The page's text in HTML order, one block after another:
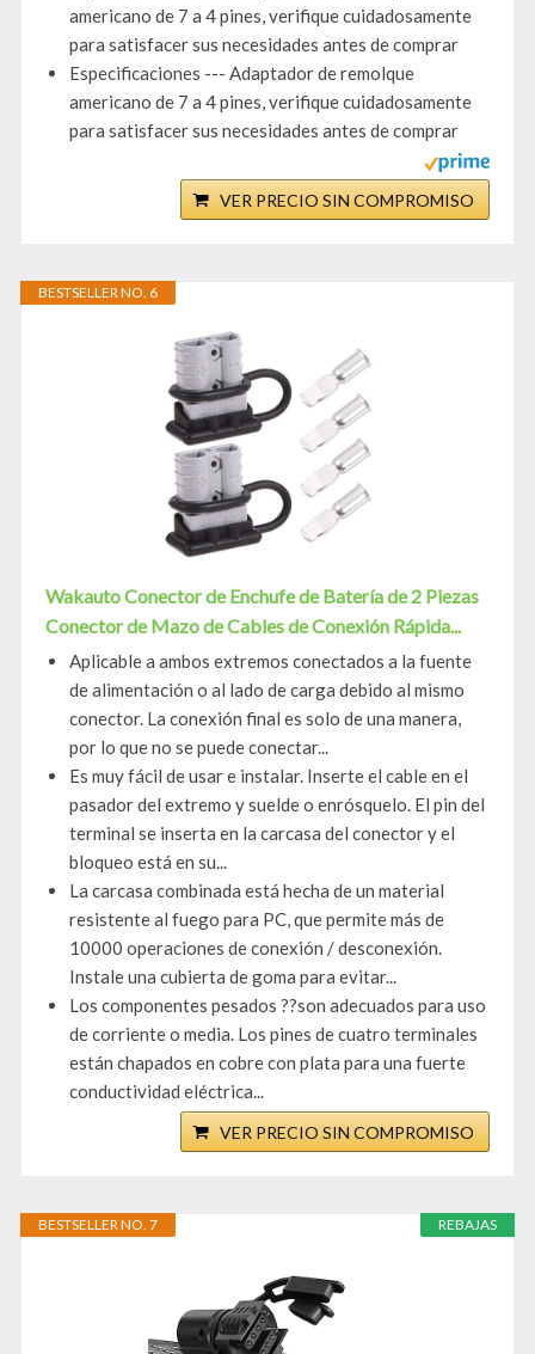
americano de 7 a 4 pines, verifique cuidadosamente
para satisfacer sus necesidades antes de comprar
Especificaciones --- Adaptador de remolque
americano de 7 a 4 pines, verifique cuidadosamente
para satisfacer sus necesidades antes de comprar
VER PRECIO SIN COMPROMISO
BESTSELLER NO. 6
Wakauto Conector de Enchufe de Batería de 2 Piezas
Conector de Mazo de Cables de Conexión Rápida...
Aplicable a ambos extremos conectados a la fuente
de alimentación o al lado de carga debido al mismo
conector. La conexión final es solo de una manera,
por lo que no se puede conectar...
Es muy fácil de usar e instalar. Inserte el cable en el
pasador del extremo y suelde o enrósquelo. El pin del
terminal se inserta en la carcasa del conector y el
bloqueo está en su...
La carcasa combinada está hecha de un material
resistente al fuego para PC, que permite más de
10000 operaciones de conexión / desconexión.
Instale una cubierta de goma para evitar...
Los componentes pesados ??son adecuados para uso
de corriente o media. Los pines de cuatro terminales
están chapados en cobre con plata para una fuerte
conductividad eléctrica...
VER PRECIO SIN COMPROMISO
REBAJAS
BESTSELLER NO. 7